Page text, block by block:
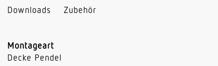
Downloads Zubehör
Montageart
Decke Pendel